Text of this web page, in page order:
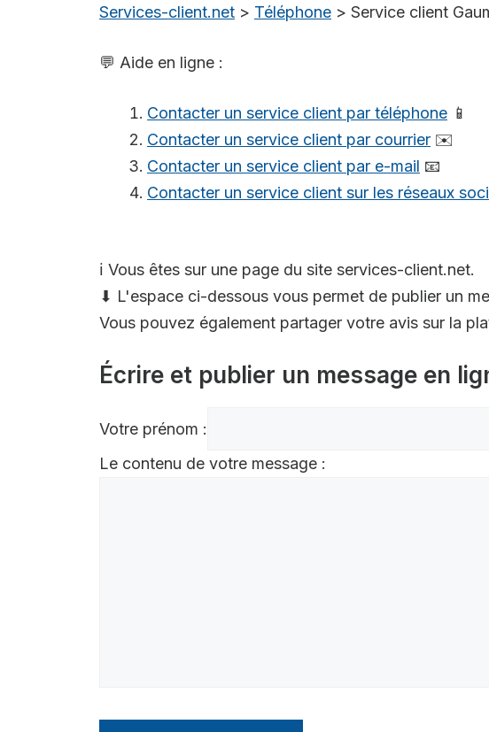
Services-client.net > Téléphone > Service client
💬 Aide en ligne :
Contacter un service client par téléphone 📱
Contacter un service client par courrier ✉️
Contacter un service client par e-mail 📧
Contacter un service client sur les réseaux
ℹ️ Vous êtes sur une page du site services-client.net.
⬇ L'espace ci-dessous vous permet de publier un
Vous pouvez également partager votre avis sur la
Écrire et publier un message en
Votre prénom :
Le contenu de votre message :